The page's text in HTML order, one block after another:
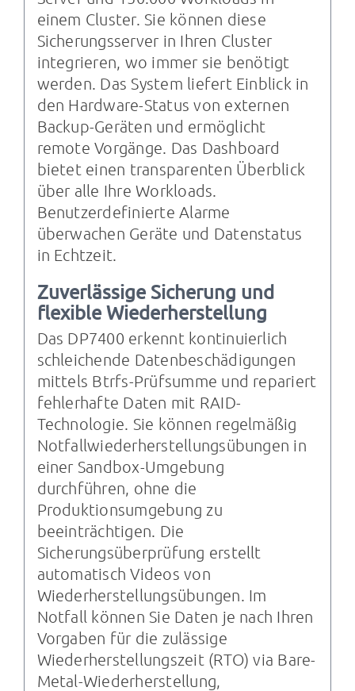
einem Cluster. Sie können diese
Sicherungsserver in Ihren Cluster
integrieren, wo immer sie benötigt
werden. Das System liefert Einblick in
den Hardware-Status von externen
Backup-Geräten und ermöglicht
remote Vorgänge. Das Dashboard
bietet einen transparenten Überblick
über alle Ihre Workloads.
Benutzerdefinierte Alarme
überwachen Geräte und Datenstatus
in Echtzeit.
Zuverlässige Sicherung und
flexible Wiederherstellung
Das DP7400 erkennt kontinuierlich
schleichende Datenbeschädigungen
mittels Btrfs-Prüfsumme und repariert
fehlerhafte Daten mit RAID-
Technologie. Sie können regelmäßig
Notfallwiederherstellungsübungen in
einer Sandbox-Umgebung
durchführen, ohne die
Produktionsumgebung zu
beeinträchtigen. Die
Sicherungsüberprüfung erstellt
automatisch Videos von
Wiederherstellungsübungen. Im
Notfall können Sie Daten je nach Ihren
Vorgaben für die zulässige
Wiederherstellungszeit (RTO) via Bare-
Metal-Wiederherstellung,